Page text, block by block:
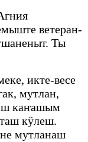
ветеран-
Ты
икте-весе
мутлан,
каҥашым
кӱлеш.
мутланаш